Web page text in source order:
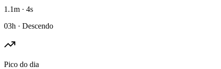
1.1m · 4s
03h · Descendo
Pico do dia